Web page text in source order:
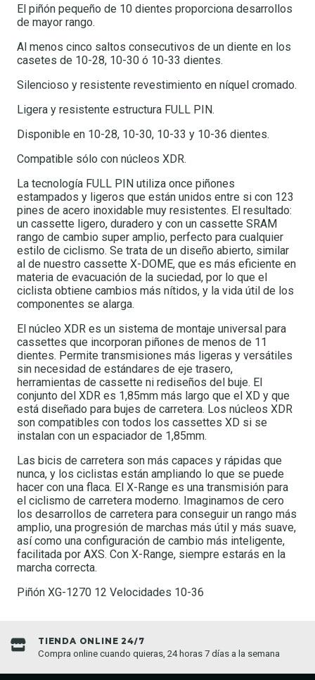
El piñón pequeño de 10 dientes proporciona desarrollos
de mayor rango.
Al menos cinco saltos consecutivos de un diente en los
casetes de 10-28, 10-30 ó 10-33 dientes.
Silencioso y resistente revestimiento en níquel cromado.
Ligera y resistente estructura FULL PIN.
Disponible en 10-28, 10-30, 10-33 y 10-36 dientes.
Compatible sólo con núcleos XDR.
La tecnología FULL PIN utiliza once piñones
estampados y ligeros que están unidos entre si con 123
pines de acero inoxidable muy resistentes. El resultado:
un cassette ligero, duradero y con un cassette SRAM
rango de cambio super amplio, perfecto para cualquier
estilo de ciclismo. Se trata de un diseño abierto, similar
al de nuestro cassette X-DOME, que es más eficiente en
materia de evacuación de la suciedad, por lo que el
ciclista obtiene cambios más nítidos, y la vida útil de los
componentes se alarga.
El núcleo XDR es un sistema de montaje universal para
cassettes que incorporan piñones de menos de 11
dientes. Permite transmisiones más ligeras y versátiles
sin necesidad de estándares de eje trasero,
herramientas de cassette ni rediseños del buje. El
conjunto del XDR es 1,85mm más largo que el XD y que
está diseñado para bujes de carretera. Los núcleos XDR
son compatibles con todos los cassettes XD si se
instalan con un espaciador de 1,85mm.
Las bicis de carretera son más capaces y rápidas que
nunca, y los ciclistas están ampliando lo que se puede
hacer con una flaca. El X-Range es una transmisión para
el ciclismo de carretera moderno. Imaginamos de cero
los desarrollos de carretera para conseguir un rango más
amplio, una progresión de marchas más útil y más suave,
así como una configuración de cambio más inteligente,
facilitada por AXS. Con X-Range, siempre estarás en la
marcha correcta.
Piñón XG-1270 12 Velocidades 10-36
TIENDA ONLINE 24/7
Compra online cuando quieras, 24 horas 7 días a la semana